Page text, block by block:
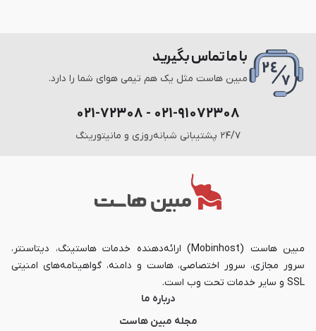
با ما تماس بگیرید
مبین هاست مثل یک هم تیمی هوای شما را دارد.
۰۲۱-۹۱۰۷۲۳۰۸ - ۰۲۱-۷۲۳۰۸
۲۴/۷ پشتیبانی شبانه‌روزی و مانیتورینگ
مبین هاست (Mobinhost) ارائه‌دهنده خدمات هاستینگ، دیتاسنتر،
سرور مجازی، سرور اختصاصی، هاست و دامنه، گواهینامه‌های امنیتی
SSL و سایر خدمات تحت وب است.
درباره ما
مجله مبین هاست